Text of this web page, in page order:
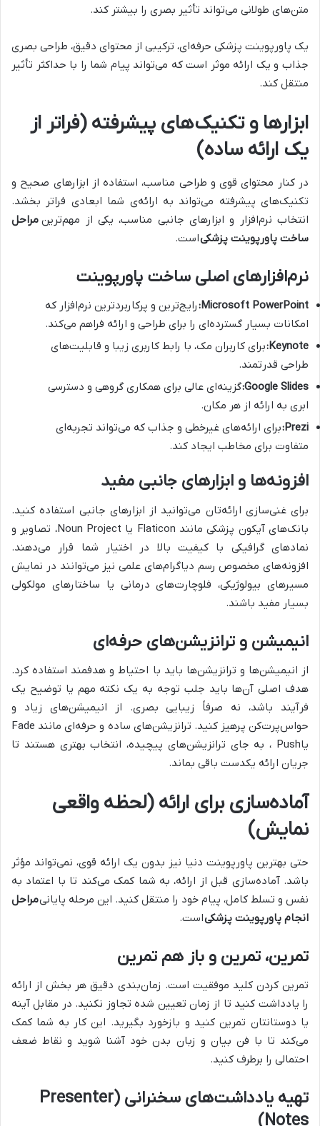
متن‌های طولانی می‌تواند تأثیر بصری را بیشتر کند.
یک پاورپوینت پزشکی حرفه‌ای، ترکیبی از محتوای دقیق، طراحی بصری
جذاب و یک ارائه موثر است که می‌تواند پیام شما را با حداکثر تأثیر
منتقل کند.
ابزارها و تکنیک‌های پیشرفته (فراتر از
یک ارائه ساده)
در کنار محتوای قوی و طراحی مناسب، استفاده از ابزارهای صحیح و
تکنیک‌های پیشرفته می‌تواند به ارائه‌ی شما ابعادی فراتر بخشد.
انتخاب نرم‌افزار و ابزارهای جانبی مناسب، یکی از مهم‌ترین مراحل
ساخت پاورپوینت پزشکیاست.
نرم‌افزارهای اصلی ساخت پاورپوینت
Microsoft PowerPoint: رایج‌ترین و پرکاربردترین نرم‌افزار که
امکانات بسیار گسترده‌ای را برای طراحی و ارائه فراهم می‌کند.
Keynote: برای کاربران مک، با رابط کاربری زیبا و قابلیت‌های
طراحی قدرتمند.
Google Slides: گزینه‌ای عالی برای همکاری گروهی و دسترسی
ابری به ارائه از هر مکان.
Prezi: برای ارائه‌های غیرخطی و جذاب که می‌تواند تجربه‌ای
متفاوت برای مخاطب ایجاد کند.
افزونه‌ها و ابزارهای جانبی مفید
برای غنی‌سازی ارائه‌تان می‌توانید از ابزارهای جانبی استفاده کنید.
بانک‌های آیکون پزشکی مانند Flaticon یا Noun Project، تصاویر و
نمادهای گرافیکی با کیفیت بالا در اختیار شما قرار می‌دهند.
افزونه‌های مخصوص رسم دیاگرام‌های علمی نیز می‌توانند در نمایش
مسیرهای بیولوژیکی، فلوچارت‌های درمانی یا ساختارهای مولکولی
بسیار مفید باشند.
انیمیشن و ترانزیشن‌های حرفه‌ای
از انیمیشن‌ها و ترانزیشن‌ها باید با احتیاط و هدفمند استفاده کرد.
هدف اصلی آن‌ها باید جلب توجه به یک نکته مهم یا توضیح یک
فرآیند باشد، نه صرفاً زیبایی بصری. از انیمیشن‌های زیاد و
حواس‌پرت‌کن پرهیز کنید. ترانزیشن‌های ساده و حرفه‌ای مانند Fade
یاPush ، به جای ترانزیشن‌های پیچیده، انتخاب بهتری هستند تا
جریان ارائه یکدست باقی بماند.
آماده‌سازی برای ارائه (لحظه واقعی
نمایش)
حتی بهترین پاورپوینت دنیا نیز بدون یک ارائه قوی، نمی‌تواند مؤثر
باشد. آماده‌سازی قبل از ارائه، به شما کمک می‌کند تا با اعتماد به
نفس و تسلط کامل، پیام خود را منتقل کنید. این مرحله پایانیمراحل
انجام پاورپوینت پزشکیاست.
تمرین، تمرین و باز هم تمرین
تمرین کردن کلید موفقیت است. زمان‌بندی دقیق هر بخش از ارائه
را یادداشت کنید تا از زمان تعیین شده تجاوز نکنید. در مقابل آینه
یا دوستانتان تمرین کنید و بازخورد بگیرید. این کار به شما کمک
می‌کند تا با فن بیان و زبان بدن خود آشنا شوید و نقاط ضعف
احتمالی را برطرف کنید.
تهیه یادداشت‌های سخنرانی (Presenter
Notes)